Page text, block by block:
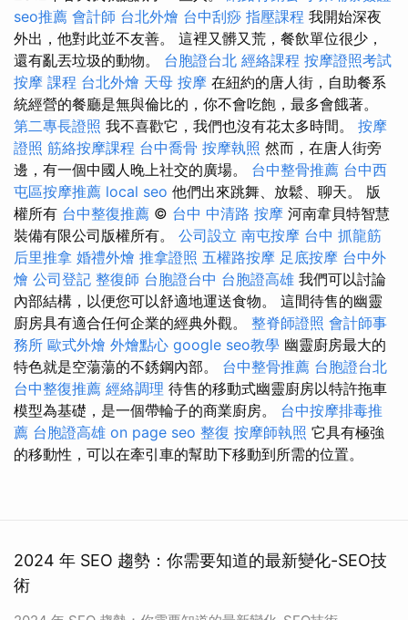
seo推薦 會計師 台北外燴 台中刮痧 指壓課程 我開始深夜
外出，他對此並不友善。 這裡又髒又荒，餐飲單位很少，
還有亂丟垃圾的動物。 台胞證台北 經絡課程 按摩證照考試
按摩 課程 台北外燴 天母 按摩 在紐約的唐人街，自助餐系
統經營的餐廳是無與倫比的，你不會吃飽，最多會餓著。
第二專長證照 我不喜歡它，我們也沒有花太多時間。 按摩
證照 筋絡按摩課程 台中喬骨 按摩執照 然而，在唐人街旁
邊，有一個中國人晚上社交的廣場。 台中整骨推薦 台中西
屯區按摩推薦 local seo 他們出來跳舞、放鬆、聊天。 版
權所有 台中整復推薦 © 台中 中清路 按摩 河南韋貝特智慧
裝備有限公司版權所有。 公司設立 南屯按摩 台中 抓龍筋
后里推拿 婚禮外燴 推拿證照 五權路按摩 足底按摩 台中外
燴 公司登記 整復師 台胞證台中 台胞證高雄 我們可以討論
內部結構，以便您可以舒適地運送食物。 這間待售的幽靈
廚房具有適合任何企業的經典外觀。 整脊師證照 會計師事
務所 歐式外燴 外燴點心 google seo教學 幽靈廚房最大的
特色就是空蕩蕩的不銹鋼內部。 台中整骨推薦 台胞證台北
台中整復推薦 經絡調理 待售的移動式幽靈廚房以特許拖車
模型為基礎，是一個帶輪子的商業廚房。 台中按摩排毒推
薦 台胞證高雄 on page seo 整復 按摩師執照 它具有極強
的移動性，可以在牽引車的幫助下移動到所需的位置。
2024 年 SEO 趨勢：你需要知道的最新變化-SEO技
術